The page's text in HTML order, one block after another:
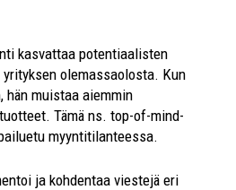
kasvattaa potentiaalisten
olemassaolosta. Kun
hän muistaa aiemmin
Tämä ns. top-of-mind-
myyntitilanteessa.
ja kohdentaa viestejä eri